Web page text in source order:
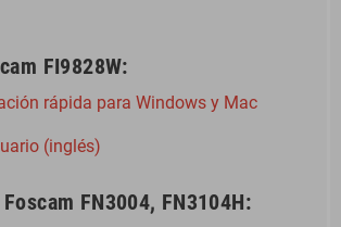
FI9828W:
rápida para Windows y Mac
(inglés)
FN3004, FN3104H: